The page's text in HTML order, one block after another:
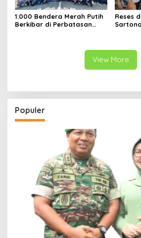
1.000 Bendera Merah Putih
Berkibar di Perbatasan
Reses
View More
Populer